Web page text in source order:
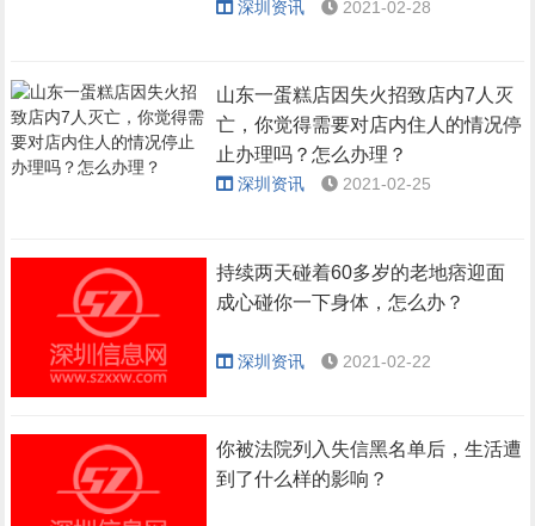
深圳资讯 2021-02-28
山东一蛋糕店因失火招致店内7人灭
亡，你觉得需要对店内住人的情况停
止办理吗？怎么办理？
深圳资讯 2021-02-25
持续两天碰着60多岁的老地痞迎面
成心碰你一下身体，怎么办？
深圳资讯 2021-02-22
你被法院列入失信黑名单后，生活遭
到了什么样的影响？